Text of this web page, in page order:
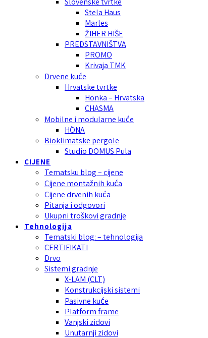
Stela Haus
Marles
ŽIHER HIŠE
PREDSTAVNIŠTVA
PROMO
Krivaja TMK
Drvene kuće
Hrvatske tvrtke
Honka – Hrvatska
CHASMA
Mobilne i modularne kuće
HÖNA
Bioklimatske pergole
Studio DOMUS Pula
CIJENE
Tematsku blog – cijene
Cijene montažnih kuća
Cijene drvenih kuća
Pitanja i odgovori
Ukupni troškovi gradnje
Tehnologija
Tematski blog: – tehnologija
CERTIFIKATI
Drvo
Sistemi gradnje
X-LAM (CLT)
Konstrukcijski sistemi
Pasivne kuće
Platform frame
Vanjski zidovi
Unutarnji zidovi